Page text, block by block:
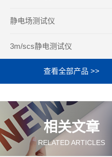
静电场测试仪
3m/scs静电测试仪
查看全部产品 >>
相关文章
RELATED ARTICLES